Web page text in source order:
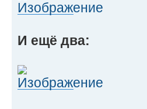
И ещё два: